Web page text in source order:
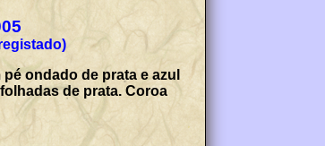
ondado de prata e azul
de prata. Coroa